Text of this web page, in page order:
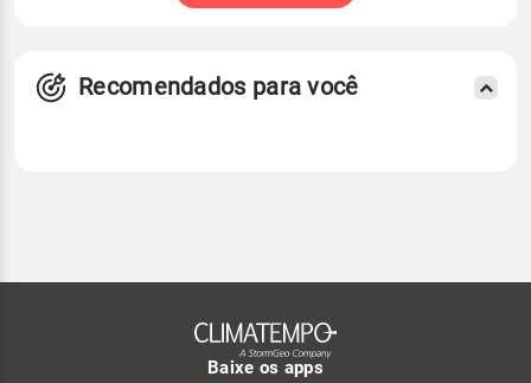
Recomendados para você
Baixe os apps